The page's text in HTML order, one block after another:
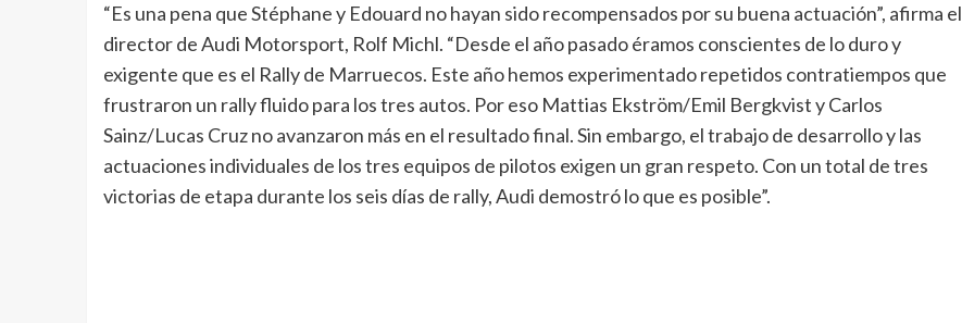
“Es una pena que Stéphane y Edouard no hayan sido recompensados por su buena actuación”, afirma el
director de Audi Motorsport, Rolf Michl. “Desde el año pasado éramos conscientes de lo duro y
exigente que es el Rally de Marruecos. Este año hemos experimentado repetidos contratiempos que
frustraron un rally fluido para los tres autos. Por eso Mattias Ekström/Emil Bergkvist y Carlos
Sainz/Lucas Cruz no avanzaron más en el resultado final. Sin embargo, el trabajo de desarrollo y las
actuaciones individuales de los tres equipos de pilotos exigen un gran respeto. Con un total de tres
victorias de etapa durante los seis días de rally, Audi demostró lo que es posible”.